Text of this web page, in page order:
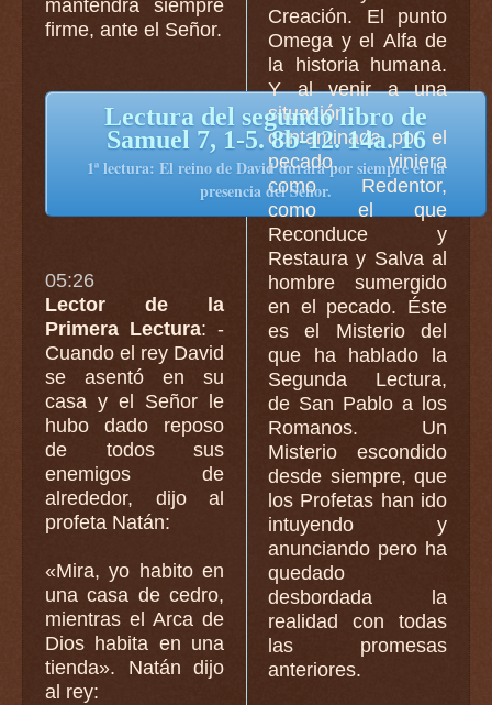
mantendrá siempre
firme, ante el Señor.
Lectura del segundo libro de
Samuel 7, 1-5. 8b-12. 14a. 16
1ª lectura: El reino de David durará por siempre en la
presencia del Señor.
05:26
Lector de la
Primera Lectura: -
Cuando el rey David
se asentó en su
casa y el Señor le
hubo dado reposo
de todos sus
enemigos de
alrededor, dijo al
profeta Natán:
«Mira, yo habito en
una casa de cedro,
mientras el Arca de
Dios habita en una
tienda». Natán dijo
al rey:
Creación. El punto
Omega y el Alfa de
la historia humana.
Y al venir a una
situación
contaminada por el
pecado, viniera
como Redentor,
como el que
Reconduce y
Restaura y Salva al
hombre sumergido
en el pecado. Éste
es el Misterio del
que ha hablado la
Segunda Lectura,
de San Pablo a los
Romanos. Un
Misterio escondido
desde siempre, que
los Profetas han ido
intuyendo y
anunciando pero ha
quedado
desbordada la
realidad con todas
las promesas
anteriores.